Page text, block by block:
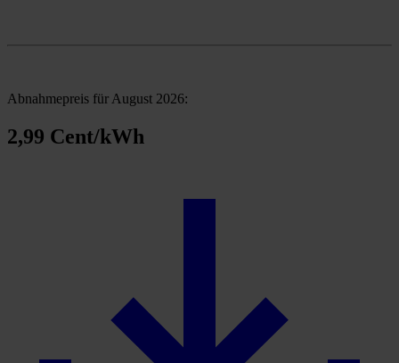
Abnahmepreis für August 2026:
2,99 Cent/kWh